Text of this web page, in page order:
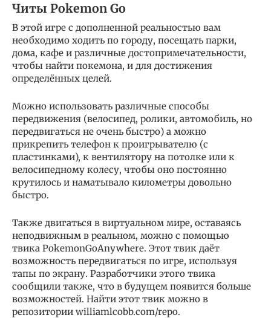
Читы Pokemon Go
В этой игре с дополненной реальностью вам
необходимо ходить по городу, посещать парки,
дома, кафе и различные достопримечательности,
чтобы найти покемона, и для достижения
определённых целей.
Можно использовать различные способы
передвижения (велосипед, ролики, автомобиль, но
передвигаться не очень быстро) а можно
прикрепить телефон к проигрывателю (с
пластинками), к вентилятору на потолке или к
велосипедному колесу, чтобы оно постоянно
крутилось и наматывало километры довольно
быстро.
Также двигаться в виртуальном мире, оставаясь
неподвижным в реальном, можно с помощью
твика PokemonGoAnywhere. Этот твик даёт
возможность передвигаться по игре, используя
тапы по экрану. Разработчики этого твика
сообщили также, что в будущем появится больше
возможностей. Найти этот твик можно в
репозитории williamlcobb.com/repo.